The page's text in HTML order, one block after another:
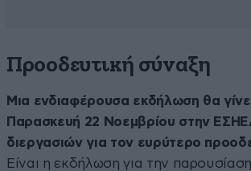
Προοδευτική σύναξη
Μια ενδιαφέρουσα εκδήλωση θα
Παρασκευή 22 Νοεμβρίου στην
διεργασιών για τον ευρύτερο
Είναι η εκδήλωση για την